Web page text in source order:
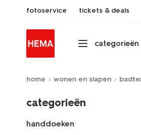
fotoservice tickets & deals
categorieën
home wonen en slapen
categorieën
handdoeken